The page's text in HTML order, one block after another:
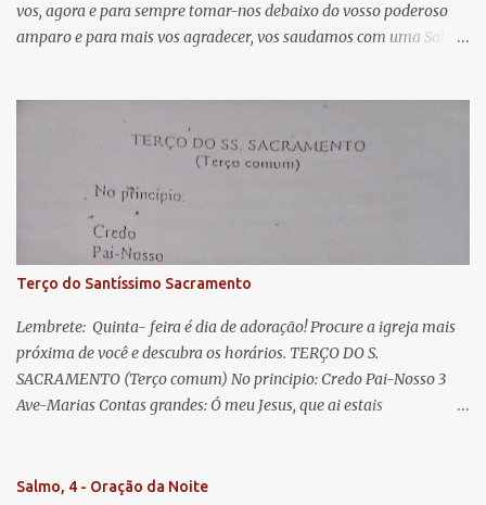
i
o
vos, agora e para sempre tomar-nos debaixo do vosso poderoso
amparo e para mais vos agradecer, vos saudamos com uma Salve
lágrimas. Eia, pois, Advogada nossa, estes vossos olhos
misericordiosos a nós volvei, e depois deste desterro, mostrai-nos
Jesus. Bendito é o fruto do vosso ventre, ó clemente, ó piedosa, ó
doce e sempre Virgem Maria. Rogai por nós Santa Mãe de Deus.
Para que sejamos dignos das promessas de Cristo. Amém.
Terço do Santíssimo Sacramento
Lembrete: Quinta- feira é dia de adoração! Procure a igreja mais
próxima de você e descubra os horários. TERÇO DO S.
SACRAMENTO (Terço comum) No principio: Credo Pai-Nosso 3
Ave-Marias Contas grandes: Ó meu Jesus, que ai estais
Vós morra eu! Nas contas pequenas: Sacramento de Amor!
Salmo, 4 - Oração da Noite